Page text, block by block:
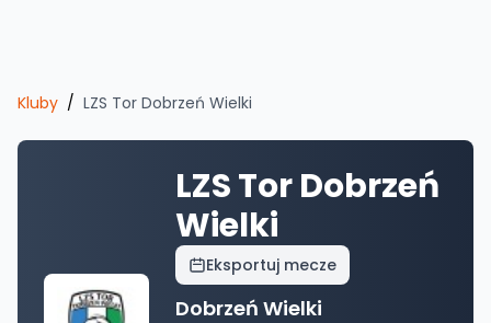
Kluby / LZS Tor Dobrzeń Wielki
LZS Tor Dobrzeń
Wielki
Eksportuj mecze
Dobrzeń Wielki